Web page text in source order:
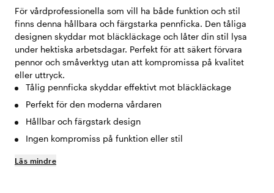
För vårdprofessionella som vill ha både funktion och stil
finns denna hållbara och färgstarka pennficka. Den tåliga
designen skyddar mot bläckläckage och låter din stil lysa
under hektiska arbetsdagar. Perfekt för att säkert förvara
pennor och småverktyg utan att kompromissa på kvalitet
eller uttryck.
Tålig pennficka skyddar effektivt mot bläckläckage
Perfekt för den moderna vårdaren
Hållbar och färgstark design
Ingen kompromiss på funktion eller stil
Läs mindre